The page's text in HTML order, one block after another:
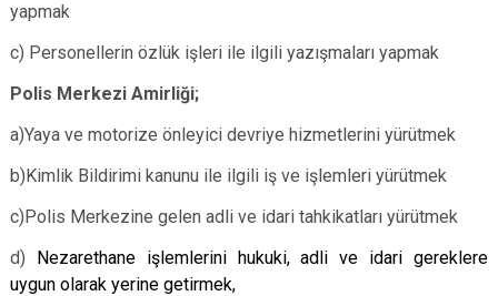
yapmak
c) Personellerin özlük işleri ile ilgili yazışmaları yapmak
Polis Merkezi Amirliği;
a)Yaya ve motorize önleyici devriye hizmetlerini yürütmek
b)Kimlik Bildirimi kanunu ile ilgili iş ve işlemleri yürütmek
c)Polis Merkezine gelen adli ve idari tahkikatları yürütmek
d) Nezarethane işlemlerini hukuki, adli ve idari gereklere
uygun olarak yerine getirmek,